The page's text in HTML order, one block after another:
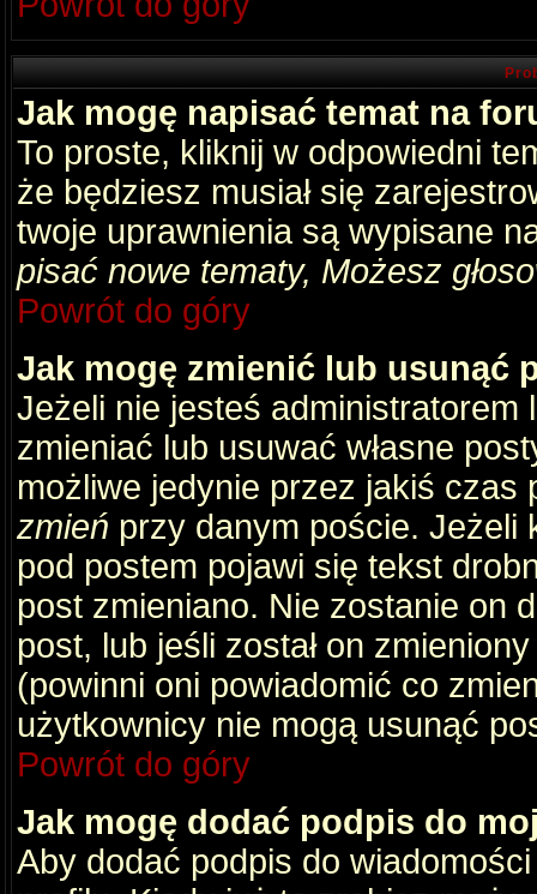
Jak mogę napisać temat na
To proste, kliknij w odpowiedni
że będziesz musiał się
twoje uprawnienia są wypisane
pisać nowe tematy, Możesz
Powrót do góry
Jak mogę zmienić lub usunąć
Jeżeli nie jesteś
zmieniać lub usuwać własne
możliwe jedynie przez jakiś
zmień przy danym poście. Jeżeli
pod postem pojawi się tekst
post zmieniano. Nie zostanie on
post, lub jeśli został on
(powinni oni powiadomić co
użytkownicy nie mogą usunąć
Powrót do góry
Jak mogę dodać podpis do
Aby dodać podpis do